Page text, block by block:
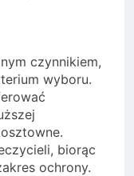
czynnikiem,
wyboru.
biorąc
ochrony.